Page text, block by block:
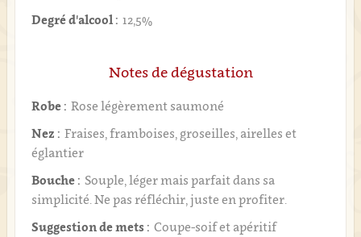
Degré d'alcool : 12,5%
Notes de dégustation
Robe : Rose légèrement saumoné
Nez : Fraises, framboises, groseilles, airelles et
églantier
Bouche : Souple, léger mais parfait dans sa
simplicité. Ne pas réfléchir, juste en profiter.
Suggestion de mets : Coupe-soif et apéritif